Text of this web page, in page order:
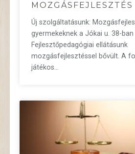
MOZGÁSFEJLESZTÉS
Új szolgáltatásunk:
gyermekeknek a Jókai u. 38-ban
Fejlesztőpedagógiai ellátásunk
mozgásfejlesztéssel bővült. A
játékos…